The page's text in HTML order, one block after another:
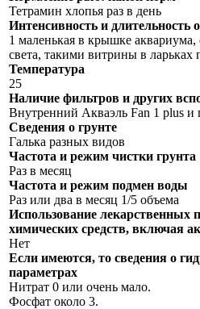
Тетрамин хлопья раз в день
Интенсивность и длительность
1 маленькая в крышке аквариума,
света, такими витрины в
Температура
25
Наличие фильтров и других
Внутренний Акваэль Fan 1 plus и
Сведения о грунте
Галька разных видов
Частота и режим чистки грунта
Раз в месяц
Частота и режим подмен воды
Раз или два в месяц 1/5 объема
Использование лекарственных
химических средств, включая
Нет
Если имеются, то сведения о
параметрах
Нитрат 0 или очень мало.
Фосфат около 3.